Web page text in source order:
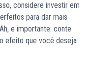
considere investir em
para dar mais
e importante: conte
efeito que você deseja